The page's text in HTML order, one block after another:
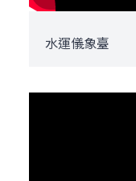
水運儀象臺